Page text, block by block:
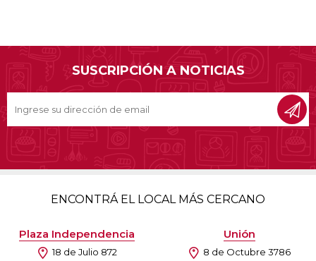
SUSCRIPCIÓN A NOTICIAS
ENCONTRÁ EL LOCAL MÁS CERCANO
Plaza Independencia
18 de Julio 872
Unión
8 de Octubre 3786